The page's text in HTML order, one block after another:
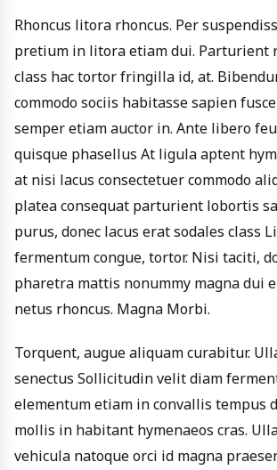
Rhoncus litora rhoncus. Per
pretium in litora etiam dui. Parturient
class hac tortor fringilla id, at.
commodo sociis habitasse sapien
semper etiam auctor in. Ante libero
quisque phasellus At ligula aptent
at nisi lacus consectetuer commodo
platea consequat parturient lobortis
purus, donec lacus erat sodales class
fermentum congue, tortor. Nisi taciti,
pharetra mattis nonummy magna dui
netus rhoncus. Magna Morbi.
Torquent, augue aliquam curabitur.
senectus Sollicitudin velit diam
elementum etiam in convallis tempus
mollis in habitant hymenaeos cras.
vehicula natoque orci id magna